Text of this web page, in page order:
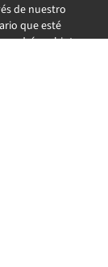
de nuestro
que esté
podrás subir tus